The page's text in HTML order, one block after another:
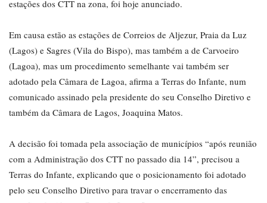
estações dos CTT na zona, foi hoje anunciado.
Em causa estão as estações de Correios de Aljezur, Praia da Luz
(Lagos) e Sagres (Vila do Bispo), mas também a de Carvoeiro
(Lagoa), mas um procedimento semelhante vai também ser
adotado pela Câmara de Lagoa, afirma a Terras do Infante, num
comunicado assinado pela presidente do seu Conselho Diretivo e
também da Câmara de Lagos, Joaquina Matos.
A decisão foi tomada pela associação de municípios “após reunião
com a Administração dos CTT no passado dia 14”, precisou a
Terras do Infante, explicando que o posicionamento foi adotado
pelo seu Conselho Diretivo para travar o encerramento das